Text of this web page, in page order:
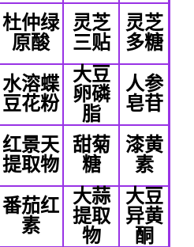
杜仲绿
原酸
灵芝
三贴
灵芝
多糖
水溶蝶
豆花粉
大豆
卵磷
脂
人参
皂苷
红景天
提取物
甜菊
糖
漆黄
素
番茄红
素
大蒜
提取
物
大豆
异黄
酮